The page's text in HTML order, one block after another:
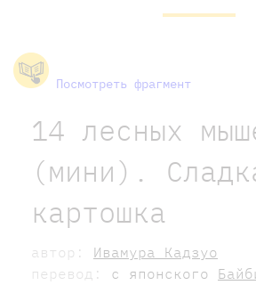
Посмотреть фрагмент
14 лесных
(мини).
картошка
автор: Ивамура Кадзуо
перевод: с японского